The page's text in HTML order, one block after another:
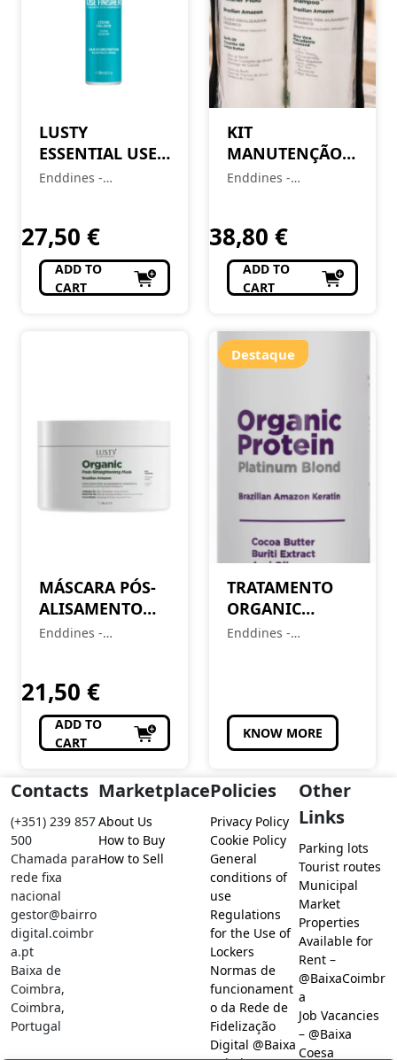
LUSTY
ESSENTIAL USE
FINISHER –
Enddines -
27,50 €
ADD TO
CART
KIT
MANUTENÇÃO
ORGANIC (2
Enddines -
38,80 €
ADD TO
CART
MÁSCARA PÓS-
ALISAMENTO
ORGÂNICO
Enddines -
21,50 €
ADD TO
CART
Destaque
TRATAMENTO
ORGANIC
PROTEIN
Enddines -
KNOW MORE
Contacts
(+351) 239 857
500
Chamada para
rede fixa
nacional
gestor@bairro
digital.coimbr
a.pt
Baixa de
Coimbra,
Coimbra,
Portugal
Marketplace
About Us
How to Buy
How to Sell
Policies
Privacy Policy
Cookie Policy
General
conditions of
use
Regulations
for the Use of
Lockers
Normas de
funcionament
o da Rede de
Fidelização
Digital @Baixa
Other
Links
Parking lots
Tourist routes
Municipal
Market
Properties
Available for
Rent –
@BaixaCoimbr
a
Job Vacancies
– @Baixa
Coesa